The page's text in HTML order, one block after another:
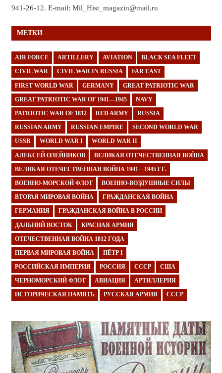
941-26-12. E-mail: Mil_Hist_magazin@mail.ru
МЕТКИ
AIR FORCE ARTILLERY AVIATION BLACK SEA FLEET
CIVIL WAR CIVIL WAR IN RUSSIA FAR EAST
FIRST WORLD WAR GERMANY GREAT PATRIOTIC WAR
GREAT PATRIOTIC WAR OF 1941—1945 NAVY
PATRIOTIC WAR OF 1812 RED ARMY RUSSIA
RUSSIAN ARMY RUSSIAN EMPIRE SECOND WORLD WAR
USSR WORLD WAR I WORLD WAR II
АЛЕКСЕЙ ОЛЕЙНИКОВ ВЕЛИКАЯ ОТЕЧЕСТВЕННАЯ ВОЙНА
ВЕЛИКАЯ ОТЕЧЕСТВЕННАЯ ВОЙНА 1941—1945 ГГ.
ВОЕННО-МОРСКОЙ ФЛОТ ВОЕННО-ВОЗДУШНЫЕ СИЛЫ
ВТОРАЯ МИРОВАЯ ВОЙНА ГРАЖДАНСКАЯ ВОЙНА
ГЕРМАНИЯ ГРАЖДАНСКАЯ ВОЙНА В РОССИИ
ДАЛЬНИЙ ВОСТОК КРАСНАЯ АРМИЯ
ОТЕЧЕСТВЕННАЯ ВОЙНА 1812 ГОДА
ПЕРВАЯ МИРОВАЯ ВОЙНА ПЁТР I
РОССИЙСКАЯ ИМПЕРИЯ РОССИЯ СССР США
ЧЕРНОМОРСКИЙ ФЛОТ АВИАЦИЯ АРТИЛЛЕРИЯ
ИСТОРИЧЕСКАЯ ПАМЯТЬ РУССКАЯ АРМИЯ СССР